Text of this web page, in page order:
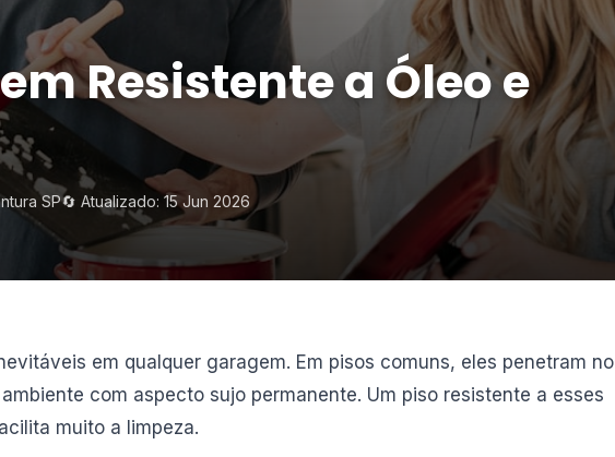
Resistente a Óleo e
SP🔄 Atualizado: 15 Jun 2026
em qualquer garagem. Em pisos comuns, eles penetram no
com aspecto sujo permanente. Um piso resistente a esses
muito a limpeza.